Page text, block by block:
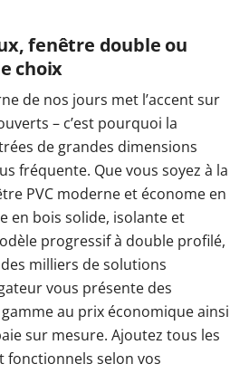
fenêtre double ou
choix
de nos jours met l’accent sur
– c’est pourquoi la
de grandes dimensions
fréquente. Que vous soyez à la
PVC moderne et économe en
en bois solide, isolante et
progressif à double profilé,
milliers de solutions
vous présente des
au prix économique ainsi
sur mesure. Ajoutez tous les
fonctionnels selon vos